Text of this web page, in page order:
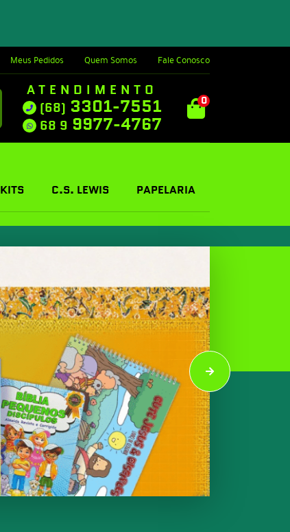
Meus Pedidos Quem Somos Fale Conosco
ATENDIMENTO
(68) 3301-7551
68 9 9977-4767
0
KITS C.S. LEWIS PAPELARIA